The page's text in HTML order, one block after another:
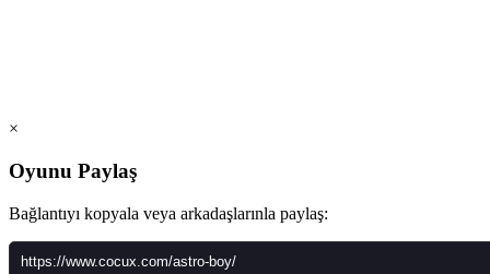
×
Oyunu Paylaş
Bağlantıyı kopyala veya arkadaşlarınla paylaş: